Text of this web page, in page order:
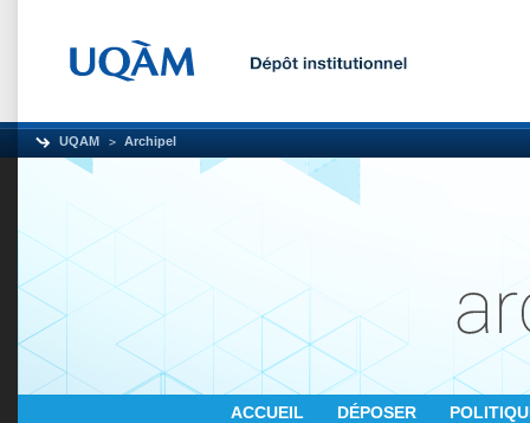
UQAM Archipel
ACCUEIL DÉPOSER